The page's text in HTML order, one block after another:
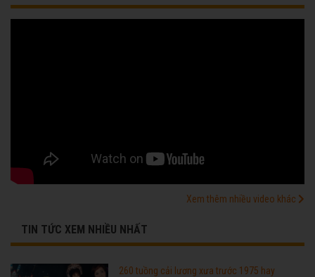
Xem thêm nhiều video khác
TIN TỨC XEM NHIỀU NHẤT
260 tuồng cải lương xưa trước 1975 hay